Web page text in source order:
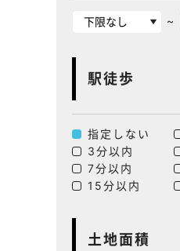
~
駅徒歩
指定しない
3分以内
7分以内
15分以内
土地面積